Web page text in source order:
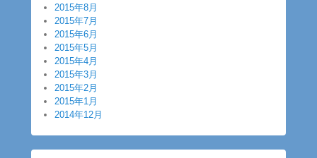
2015年8月
2015年7月
2015年6月
2015年5月
2015年4月
2015年3月
2015年2月
2015年1月
2014年12月